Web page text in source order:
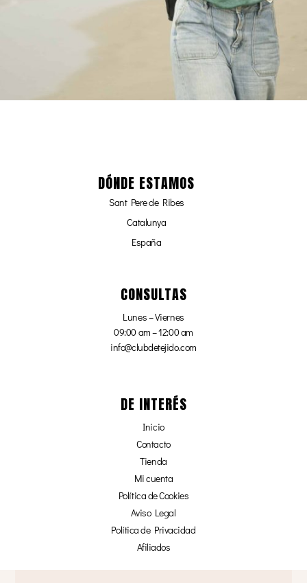
DÓNDE ESTAMOS
Sant Pere de Ribes
Catalunya
España
CONSULTAS
Lunes – Viernes
09:00 am – 12:00 am
info@clubdetejido.com
DE INTERÉS
Inicio
Contacto
Tienda
Mi cuenta
Política de Cookies
Aviso Legal
Política de Privacidad
Afiliados